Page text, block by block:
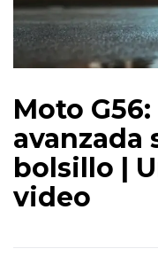
Moto
avanzada
bolsillo |
video